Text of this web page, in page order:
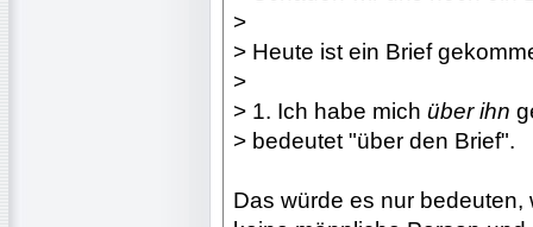
>
> Heute ist ein Brief
>
> 1. Ich habe mich über ihn
> bedeutet "über den Brief".
Das würde es nur